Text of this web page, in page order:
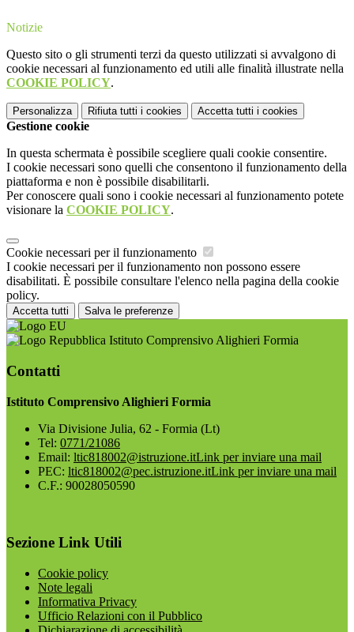
Notizie
Questo sito o gli strumenti terzi da questo utilizzati si avvalgono di
cookie necessari al funzionamento ed utili alle finalità illustrate nella
COOKIE POLICY.
Personalizza Rifiuta tutti i cookies Accetta tutti i cookies
Gestione cookie
In questa schermata è possibile scegliere quali cookie consentire.
I cookie necessari sono quelli che consentono il funzionamento della
piattaforma e non è possibile disabilitarli.
Per conoscere quali sono i cookie necessari al funzionamento potete
visionare la COOKIE POLICY.
Cookie necessari per il funzionamento
I cookie necessari per il funzionamento non possono essere
disabilitati. È possibile consultare l'elenco nella pagina della cookie
policy.
Accetta tutti Salva le preferenze
Istituto Comprensivo Alighieri Formia
Contatti
Istituto Comprensivo Alighieri Formia
Via Divisione Julia, 62 - Formia (Lt)
Tel: 0771/21086
Email: ltic818002@istruzione.itLink per inviare una mail
PEC: ltic818002@pec.istruzione.itLink per inviare una mail
C.F.: 90028050590
Sezione Link Utili
Cookie policy
Note legali
Informativa Privacy
Ufficio Relazioni con il Pubblico